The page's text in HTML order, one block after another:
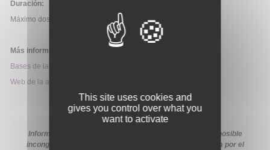
Duración:
Máximo dos años.
Más información:
Bases de la convocatoria
Web de la ayuda
Información extraída de la web de la ayuda. En caso de posible
incongruencia, prevalecerá la información proporcionada por el
This site uses cookies and
gives you control over what you
want to activate